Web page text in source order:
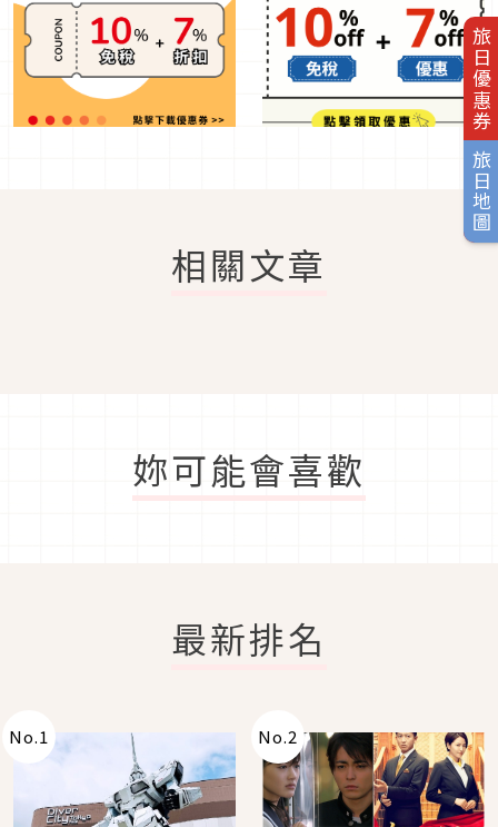
旅日優惠券
旅日地圖
相關文章
妳可能會喜歡
最新排名
No.1 No.2